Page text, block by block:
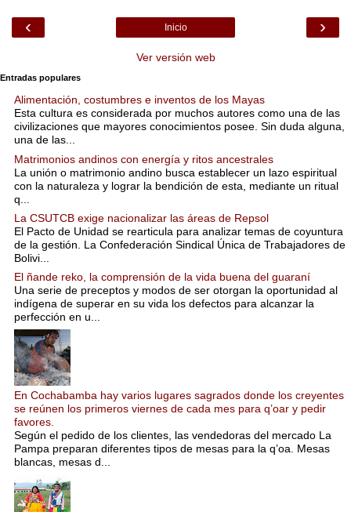
‹ ›
Inicio
Ver versión web
Entradas populares
Alimentación, costumbres e inventos de los Mayas
Esta cultura es considerada por muchos autores como una de las
civilizaciones que mayores conocimientos posee. Sin duda alguna,
una de las...
Matrimonios andinos con energía y ritos ancestrales
La unión o matrimonio andino busca establecer un lazo espiritual
con la naturaleza y lograr la bendición de esta, mediante un ritual
q...
La CSUTCB exige nacionalizar las áreas de Repsol
El Pacto de Unidad se rearticula para analizar temas de coyuntura
de la gestión. La Confederación Sindical Única de Trabajadores de
Bolivi...
El ñande reko, la comprensión de la vida buena del guaraní
Una serie de preceptos y modos de ser otorgan la oportunidad al
indígena de superar en su vida los defectos para alcanzar la
perfección en u...
En Cochabamba hay varios lugares sagrados donde los creyentes
se reúnen los primeros viernes de cada mes para q’oar y pedir
favores.
Según el pedido de los clientes, las vendedoras del mercado La
Pampa preparan diferentes tipos de mesas para la q’oa. Mesas
blancas, mesas d...